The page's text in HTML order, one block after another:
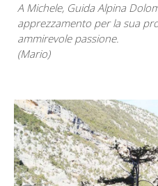
A Michele, Guida Alpina
apprezzamento per la sua
ammirevole passione.
(Mario)